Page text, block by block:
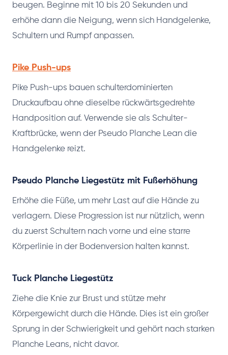
beugen. Beginne mit 10 bis 20 Sekunden und
erhöhe dann die Neigung, wenn sich Handgelenke,
Schultern und Rumpf anpassen.
Pike Push-ups
Pike Push-ups bauen schulterdominierten
Druckaufbau ohne dieselbe rückwärtsgedrehte
Handposition auf. Verwende sie als Schulter-
Kraftbrücke, wenn der Pseudo Planche Lean die
Handgelenke reizt.
Pseudo Planche Liegestütz mit Fußerhöhung
Erhöhe die Füße, um mehr Last auf die Hände zu
verlagern. Diese Progression ist nur nützlich, wenn
du zuerst Schultern nach vorne und eine starre
Körperlinie in der Bodenversion halten kannst.
Tuck Planche Liegestütz
Ziehe die Knie zur Brust und stütze mehr
Körpergewicht durch die Hände. Dies ist ein großer
Sprung in der Schwierigkeit und gehört nach starken
Planche Leans, nicht davor.